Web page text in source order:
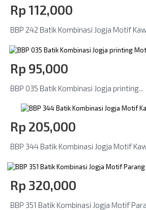
Rp‎ 112,000
BBP 242 Batik Kombinasi Jogja Motif
Rp‎ 95,000
BBP 035 Batik Kombinasi Jogja printing...
Rp‎ 205,000
BBP 344 Batik Kombinasi Jogja Motif
Rp‎ 320,000
BBP 351 Batik Kombinasi Jogja Motif